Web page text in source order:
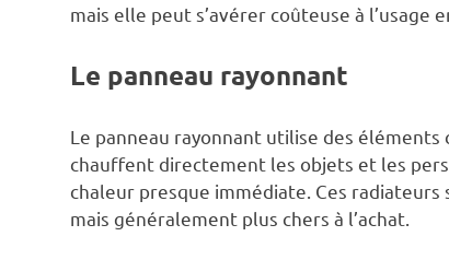
mais elle peut s’avérer coûteuse à l’usage
Le panneau rayonnant
Le panneau rayonnant utilise des
chauffent directement les objets et les
chaleur presque immédiate. Ces
mais généralement plus chers à l’achat.